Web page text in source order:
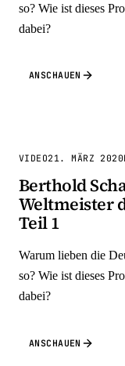
so? Wie ist dieses
dabei?
ANSCHAUEN
VIDEO21. MÄRZ 2020
Berthold
Weltmeister
Teil 1
Warum lieben die
so? Wie ist dieses
dabei?
ANSCHAUEN